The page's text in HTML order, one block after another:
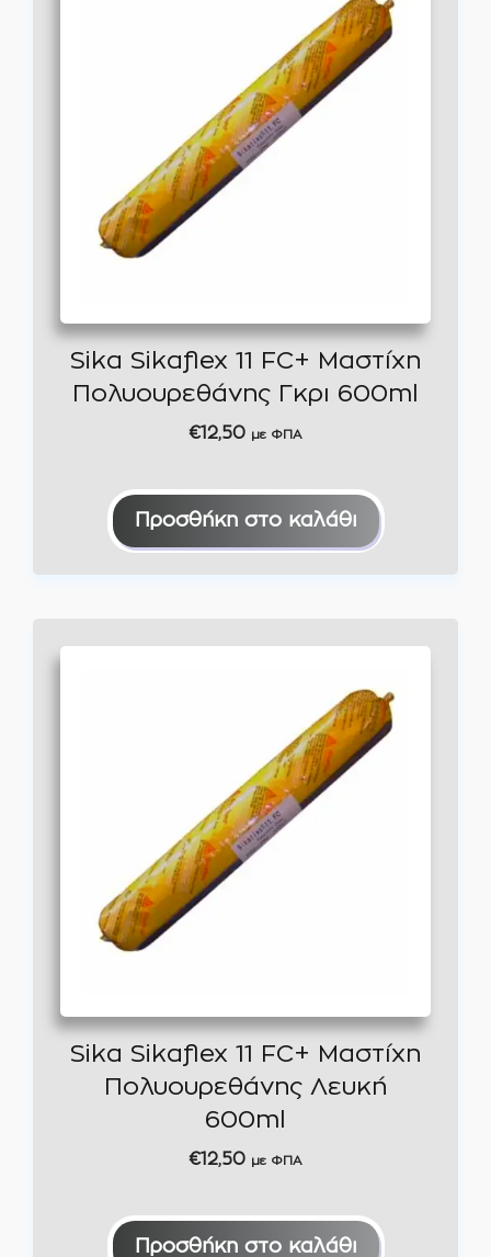
Sika Sikaflex 11 FC+ Μαστίχη
Πολυουρεθάνης Γκρι 600ml
€12,50 με ΦΠΑ
Προσθήκη στο καλάθι
Sika Sikaflex 11 FC+ Μαστίχη
Πολυουρεθάνης Λευκή
600ml
€12,50 με ΦΠΑ
Προσθήκη στο καλάθι